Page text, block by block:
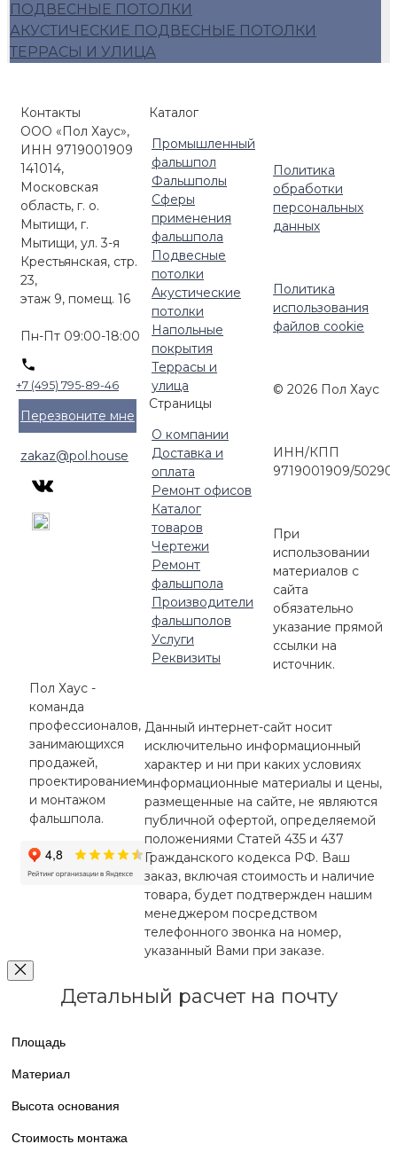
ПОДВЕСНЫЕ ПОТОЛКИ
АКУСТИЧЕСКИЕ ПОДВЕСНЫЕ ПОТОЛКИ
ТЕРРАСЫ И УЛИЦА
Контакты
ООО «Пол Хаус»,
ИНН 9719001909
141014,
Московская
область, г. о.
Мытищи, г.
Мытищи, ул. 3-я
Крестьянская, стр.
23,
этаж 9, помещ. 16
Пн-Пт 09:00-18:00
+7 (495) 795-89-46
Перезвоните мне
zakaz@pol.house
Каталог
Промышленный
фальшпол
Фальшполы
Сферы
применения
фальшпола
Подвесные
потолки
Акустические
потолки
Напольные
покрытия
Террасы и
улица
Страницы
О компании
Доставка и
оплата
Ремонт офисов
Каталог
товаров
Чертежи
Ремонт
фальшпола
Производители
фальшполов
Услуги
Реквизиты
Пол Хаус -
команда
профессионалов,
занимающихся
продажей,
проектированием
и монтажом
фальшпола.
Политика
обработки
персональных
данных
Политика
использования
файлов cookie
© 2026 Пол Хаус
ИНН/КПП
9719001909/
При
использовании
материалов с
сайта
обязательно
указание прямой
ссылки на
источник.
Данный интернет-сайт носит
исключительно информационный
характер и ни при каких условиях
информационные материалы и цены,
размещенные на сайте, не являются
публичной офертой, определяемой
положениями Статей 435 и 437
Гражданского кодекса РФ. Ваш
заказ, включая стоимость и наличие
товара, будет подтвержден нашим
менеджером посредством
телефонного звонка на номер,
указанный Вами при заказе.
Детальный расчет на почту
Площадь
Материал
Высота основания
Стоимость монтажа